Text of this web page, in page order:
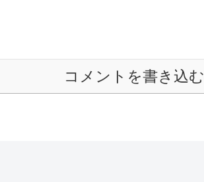
コメントを書き込む